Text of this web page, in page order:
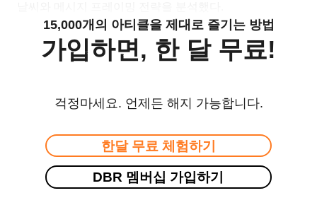
15,000개의 아티클을 제대로 즐기는 방법
가입하면, 한 달 무료!
걱정마세요. 언제든 해지 가능합니다.
한달 무료 체험하기
DBR 멤버십 가입하기